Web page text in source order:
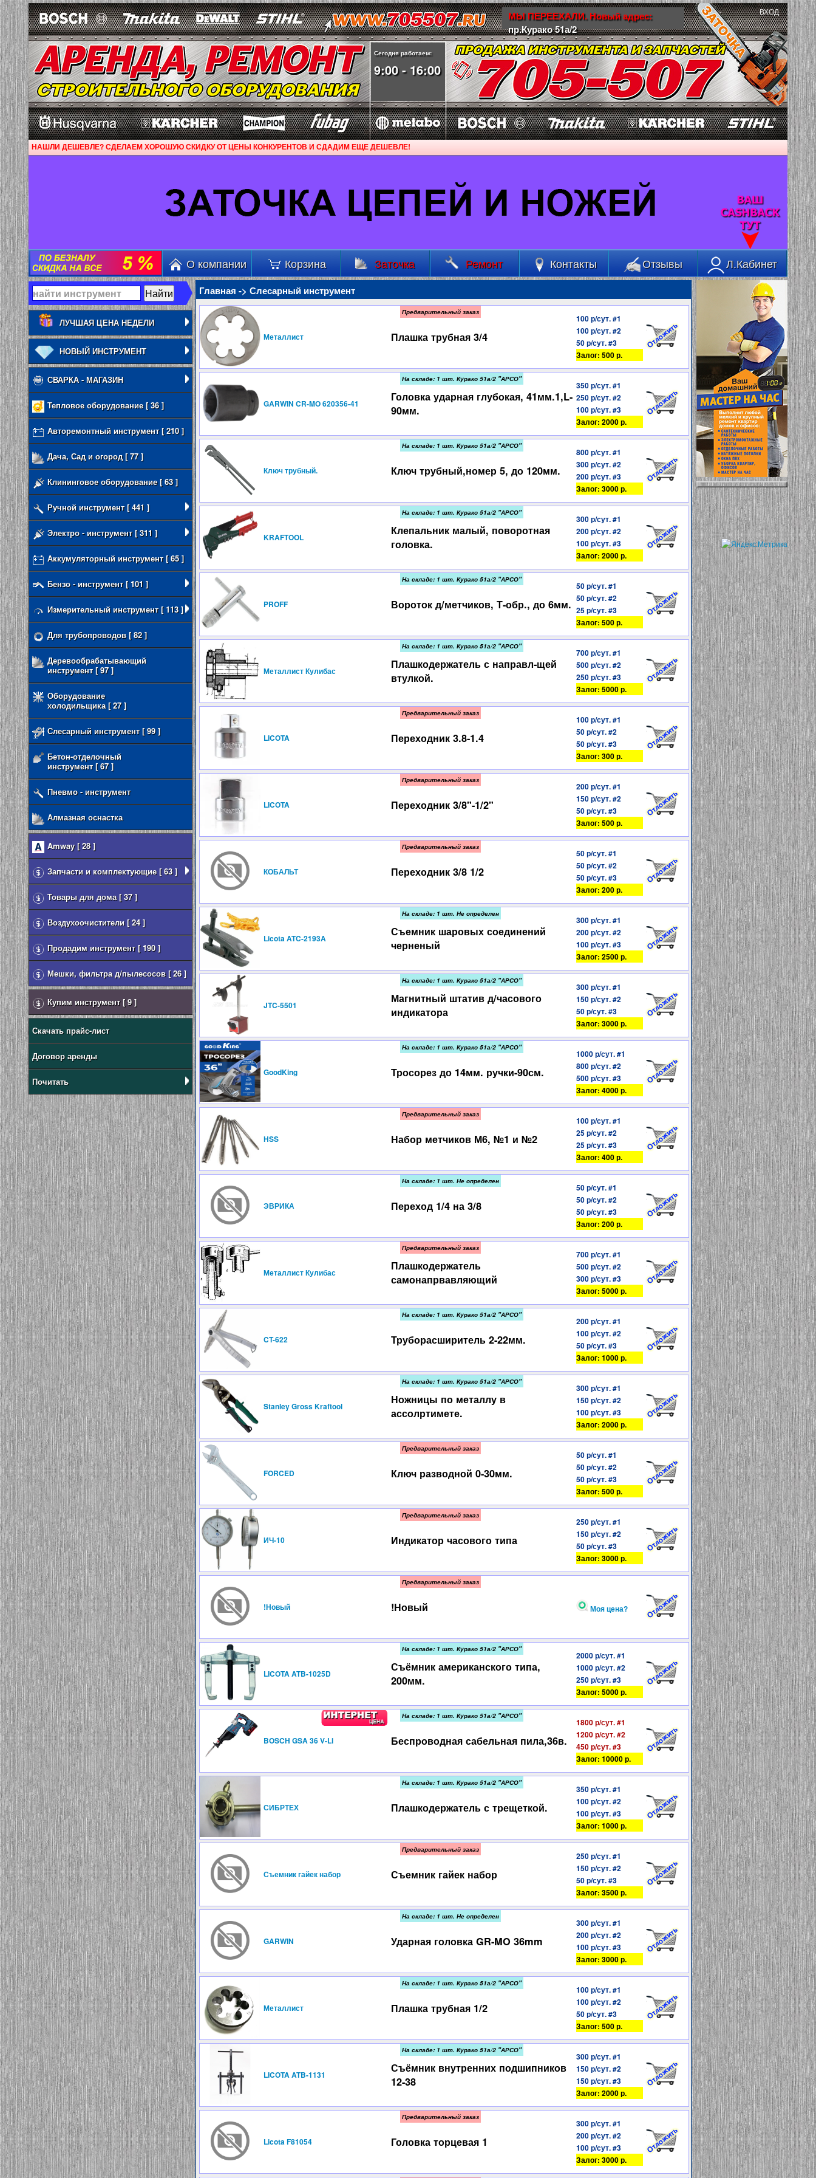
Сегодня работаем:
9:00 - 16:00
МЫ ПЕРЕЕХАЛИ. Новый адрес:
пр.Курако 51а/2
ВХОД
НАШЛИ ДЕШЕВЛЕ? СДЕЛАЕМ ХОРОШУЮ СКИДКУ ОТ ЦЕНЫ КОНКУРЕНТОВ И СДАДИМ ЕЩЕ ДЕШЕВЛЕ!
О компании Корзина Заточка Ремонт Контакты Отзывы Л.Кабинет
ЛУЧШАЯ ЦЕНА НЕДЕЛИ
НОВЫЙ ИНСТРУМЕНТ
СВАРКА - МАГАЗИН
Тепловое оборудование [ 36 ]
Авторемонтный инструмент [ 210 ]
Дача, Сад и огород [ 77 ]
Клининговое оборудование [ 63 ]
Ручной инструмент [ 441 ]
Электро - инструмент [ 311 ]
Аккумуляторный инструмент [ 65 ]
Бензо - инструмент [ 101 ]
Измерительный инструмент [ 113 ]
Для трубопроводов [ 82 ]
Деревообрабатывающий
инструмент [ 97 ]
Оборудование
холодильщика [ 27 ]
Слесарный инструмент [ 99 ]
Бетон-отделочный
инструмент [ 67 ]
Пневмо - инструмент
Алмазная оснастка
Amway [ 28 ]
Запчасти и комплектующие [ 63 ]
Товары для дома [ 37 ]
Воздухоочистители [ 24 ]
Продадим инструмент [ 190 ]
Мешки, фильтра д/пылесосов [ 26 ]
Купим инструмент [ 9 ]
Скачать прайс-лист
Договор аренды
Почитать
Главная -> Слесарный инструмент
Металлист Плашка трубная 3/4
Предварительный заказ
100 р/сут. #1
100 р/сут. #2
50 р/сут. #3
Залог: 500 р.
GARWIN CR-MO 620356-41
Головка ударная глубокая, 41мм.1,L-
90мм.
На складе: 1 шт. Курако 51а/2 "АРСО"
350 р/сут. #1
250 р/сут. #2
100 р/сут. #3
Залог: 2000 р.
Ключ трубный. Ключ трубный,номер 5, до 120мм.
На складе: 1 шт. Курако 51а/2 "АРСО"
800 р/сут. #1
300 р/сут. #2
200 р/сут. #3
Залог: 3000 р.
KRAFTOOL
Клепальник малый, поворотная
головка.
На складе: 1 шт. Курако 51а/2 "АРСО"
300 р/сут. #1
200 р/сут. #2
100 р/сут. #3
Залог: 2000 р.
PROFF Вороток д/метчиков, Т-обр., до 6мм.
На складе: 1 шт. Курако 51а/2 "АРСО"
50 р/сут. #1
50 р/сут. #2
25 р/сут. #3
Залог: 500 р.
Металлист Кулибас
Плашкодержатель с направл-щей
втулкой.
На складе: 1 шт. Курако 51а/2 "АРСО"
700 р/сут. #1
500 р/сут. #2
250 р/сут. #3
Залог: 5000 р.
LICOTA Переходник 3.8-1.4
Предварительный заказ
100 р/сут. #1
50 р/сут. #2
50 р/сут. #3
Залог: 300 р.
LICOTA Переходник 3/8"-1/2"
Предварительный заказ
200 р/сут. #1
150 р/сут. #2
50 р/сут. #3
Залог: 500 р.
КОБАЛЬТ Переходник 3/8 1/2
Предварительный заказ
50 р/сут. #1
50 р/сут. #2
50 р/сут. #3
Залог: 200 р.
Licota ATC-2193A
Съемник шаровых соединений
черненый
На складе: 1 шт. Не определен
300 р/сут. #1
200 р/сут. #2
100 р/сут. #3
Залог: 2500 р.
JTC-5501
Магнитный штатив д/часового
индикатора
На складе: 1 шт. Курако 51а/2 "АРСО"
300 р/сут. #1
150 р/сут. #2
50 р/сут. #3
Залог: 3000 р.
GoodKing Тросорез до 14мм. ручки-90см.
На складе: 1 шт. Курако 51а/2 "АРСО"
1000 р/сут. #1
800 р/сут. #2
500 р/сут. #3
Залог: 4000 р.
HSS Набор метчиков М6, №1 и №2
Предварительный заказ
100 р/сут. #1
25 р/сут. #2
25 р/сут. #3
Залог: 400 р.
ЭВРИКА Переход 1/4 на 3/8
На складе: 1 шт. Не определен
50 р/сут. #1
50 р/сут. #2
50 р/сут. #3
Залог: 200 р.
Металлист Кулибас
Плашкодержатель
самонапрвавляющий
Предварительный заказ
700 р/сут. #1
500 р/сут. #2
300 р/сут. #3
Залог: 5000 р.
CT-622 Труборасширитель 2-22мм.
На складе: 1 шт. Курако 51а/2 "АРСО"
200 р/сут. #1
100 р/сут. #2
50 р/сут. #3
Залог: 1000 р.
Stanley Gross Kraftool
Ножницы по металлу в
ассолртимете.
На складе: 1 шт. Курако 51а/2 "АРСО"
300 р/сут. #1
150 р/сут. #2
100 р/сут. #3
Залог: 2000 р.
FORCED Ключ разводной 0-30мм.
Предварительный заказ
50 р/сут. #1
50 р/сут. #2
50 р/сут. #3
Залог: 500 р.
ИЧ-10 Индикатор часового типа
Предварительный заказ
250 р/сут. #1
150 р/сут. #2
50 р/сут. #3
Залог: 3000 р.
!Новый !Новый
Предварительный заказ
Моя цена?
LICOTA ATB-1025D
Съёмник американского типа,
200мм.
На складе: 1 шт. Курако 51а/2 "АРСО"
2000 р/сут. #1
1000 р/сут. #2
250 р/сут. #3
Залог: 5000 р.
BOSCH GSA 36 V-Li Беспроводная сабельная пила,36в.
На складе: 1 шт. Курако 51а/2 "АРСО"
1800 р/сут. #1
1200 р/сут. #2
450 р/сут. #3
Залог: 10000 р.
СИБРТЕХ Плашкодержатель с трещеткой.
На складе: 1 шт. Курако 51а/2 "АРСО"
350 р/сут. #1
100 р/сут. #2
100 р/сут. #3
Залог: 1000 р.
Съемник гайек набор Съемник гайек набор
Предварительный заказ
250 р/сут. #1
150 р/сут. #2
50 р/сут. #3
Залог: 3500 р.
GARWIN Ударная головка GR-MO 36mm
На складе: 1 шт. Не определен
300 р/сут. #1
200 р/сут. #2
100 р/сут. #3
Залог: 3000 р.
Металлист Плашка трубная 1/2
На складе: 1 шт. Курако 51а/2 "АРСО"
100 р/сут. #1
100 р/сут. #2
50 р/сут. #3
Залог: 500 р.
LICOTA ATB-1131
Съёмник внутренних подшипников
12-38
На складе: 1 шт. Курако 51а/2 "АРСО"
300 р/сут. #1
150 р/сут. #2
150 р/сут. #3
Залог: 2000 р.
Licota F81054 Головка торцевая 1
Предварительный заказ
300 р/сут. #1
200 р/сут. #2
100 р/сут. #3
Залог: 3000 р.